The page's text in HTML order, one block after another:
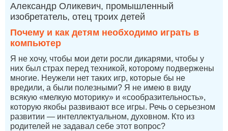
Александр Оликевич, промышленный
изобретатель, отец троих детей
Почему и как детям необходимо играть в
компьютер
Я не хочу, чтобы мои дети росли дикарями, чтобы у
них был страх перед техникой, которому подвержены
многие. Неужели нет таких игр, которые бы не
вредили, а были полезными? Я не имею в виду
всякую «мелкую моторику» и «сообразительность»,
которую якобы развивают все игры. Речь о серьезном
развитии — интеллектуальном, духовном. Кто из
родителей не задавал себе этот вопрос?